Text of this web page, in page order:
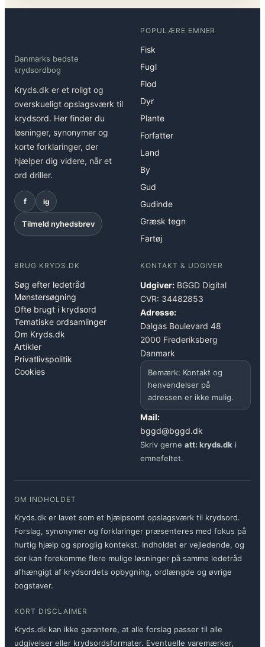
Danmarks bedste
krydsordbog
Kryds.dk er et roligt og
overskueligt opslagsværk til
krydsord. Her finder du
løsninger, synonymer og
korte forklaringer, der
hjælper dig videre, når et
ord driller.
f ig
Tilmeld nyhedsbrev
POPULÆRE EMNER
Fisk
Fugl
Flod
Dyr
Plante
Forfatter
Land
By
Gud
Gudinde
Græsk tegn
Fartøj
BRUG KRYDS.DK
Søg efter ledetråd
Mønstersøgning
Ofte brugt i krydsord
Tematiske ordsamlinger
Om Kryds.dk
Artikler
Privatlivspolitik
Cookies
KONTAKT & UDGIVER
Udgiver: BGGD Digital
CVR: 34482853
Adresse:
Dalgas Boulevard 48
2000 Frederiksberg
Danmark
Bemærk: Kontakt og
henvendelser på
adressen er ikke mulig.
Mail:
bggd@bggd.dk
Skriv gerne att: kryds.dk i
emnefeltet.
OM INDHOLDET
Kryds.dk er lavet som et hjælpsomt opslagsværk til krydsord.
Forslag, synonymer og forklaringer præsenteres med fokus på
hurtig hjælp og sproglig kontekst. Indholdet er vejledende, og
der kan forekomme flere mulige løsninger på samme ledetråd
afhængigt af krydsordets opbygning, ordlængde og øvrige
bogstaver.
KORT DISCLAIMER
Kryds.dk kan ikke garantere, at alle forslag passer til alle
udgivelser eller krydsordsformater. Eventuelle varemærker,